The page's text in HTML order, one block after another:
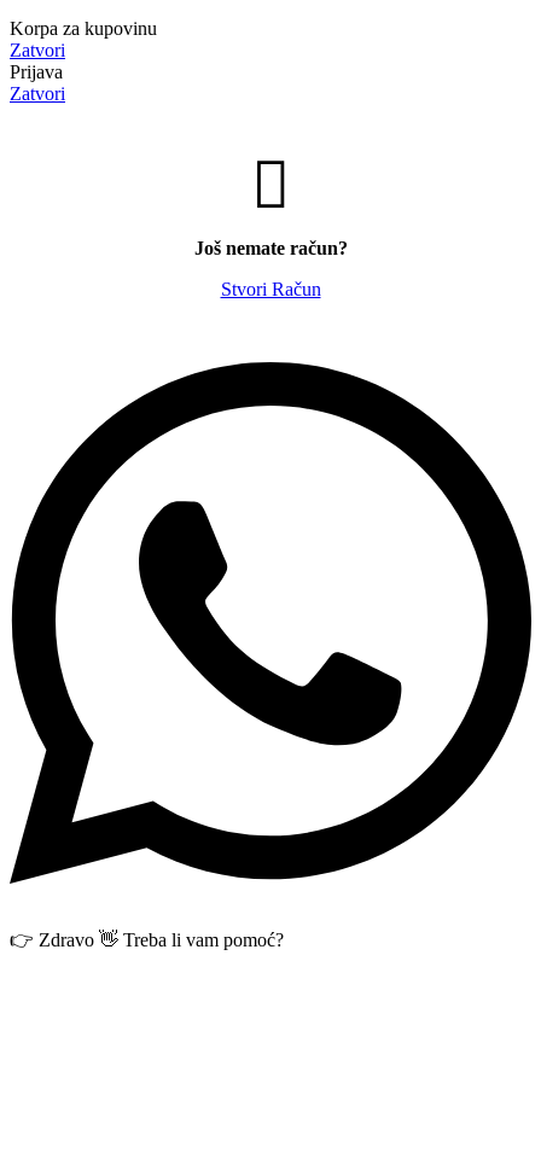
Korpa za kupovinu
Zatvori
Prijava
Zatvori
Još nemate račun?
Stvori Račun
👉 Zdravo 👋 Treba li vam pomoć?